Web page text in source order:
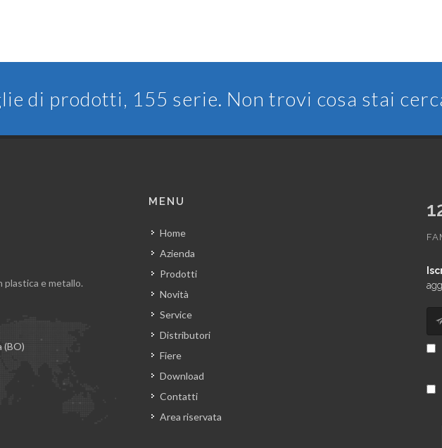
di prodotti, 155 serie. Non trovi cosa stai
e metallo.
(BO)
MENU
Home
Azienda
Prodotti
Novità
Service
Distributori
Fiere
Download
Contatti
Area riservata